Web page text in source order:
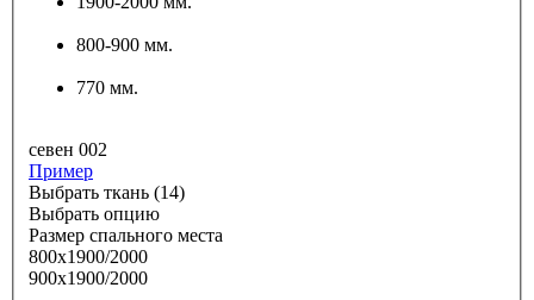
800-900 мм.
770 мм.
севен 002
Пример
Выбрать ткань (14)
Выбрать опцию
Размер спального места
800х1900/2000
900х1900/2000